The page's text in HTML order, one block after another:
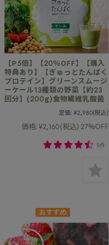
【P5倍】【20％OFF】【購入
特典あり】【ぎゅっとたんぱく
プロテイン】グリーンスムージ
ーケール13種類の野菜【約23
回分】(200g)食物繊維乳酸菌
定価: ¥2,980(税込)
価格: ¥2,160(税込) 27%OFF
5件